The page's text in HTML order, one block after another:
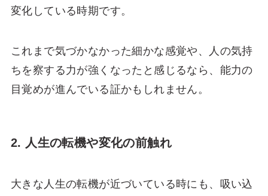
変化している時期です。
これまで気づかなかった細かな感覚や、人の気持
ちを察する力が強くなったと感じるなら、能力の
目覚めが進んでいる証かもしれません。
2. 人生の転機や変化の前触れ
大きな人生の転機が近づいている時にも、吸い込